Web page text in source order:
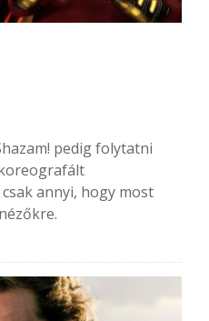
pedig folytatni
annyi, hogy most